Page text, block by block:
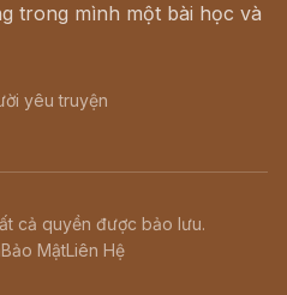
trong mình một bài học và
yêu truyện
cả quyền được bảo lưu.
Bảo MậtLiên Hệ